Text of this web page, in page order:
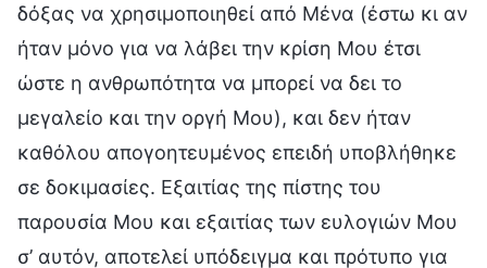
δόξας να χρησιμοποιηθεί από Μένα (έστω κι αν
ήταν μόνο για να λάβει την κρίση Μου έτσι
ώστε η ανθρωπότητα να μπορεί να δει το
μεγαλείο και την οργή Μου), και δεν ήταν
καθόλου απογοητευμένος επειδή υποβλήθηκε
σε δοκιμασίες. Εξαιτίας της πίστης του
παρουσία Μου και εξαιτίας των ευλογιών Μου
σ’ αυτόν, αποτελεί υπόδειγμα και πρότυπο για